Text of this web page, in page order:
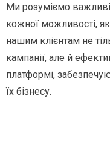
Ми розуміємо
кожної можливості,
нашим клієнтам не
кампанії, але й
платформі,
їх бізнесу.